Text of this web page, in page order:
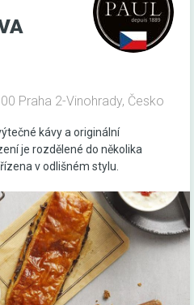
Praha 2-Vinohrady, Česko
kávy a originální
je rozdělené do několika
v odlišném stylu.